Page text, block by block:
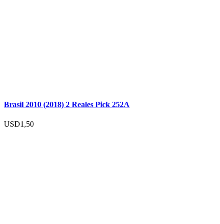
Brasil 2010 (2018) 2 Reales Pick 252A
USD1,50